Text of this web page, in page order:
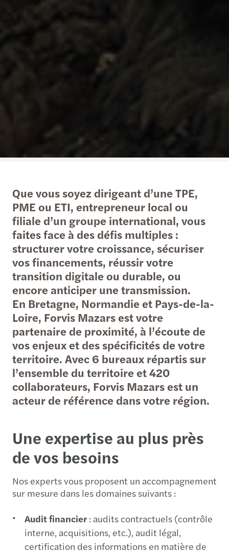
Que vous soyez dirigeant d’une TPE,
PME ou ETI, entrepreneur local ou
filiale d’un groupe international, vous
faites face à des défis multiples :
structurer votre croissance, sécuriser
vos financements, réussir votre
transition digitale ou durable, ou
encore anticiper une transmission.
En Bretagne, Normandie et Pays-de-la-
Loire, Forvis Mazars est votre
partenaire de proximité, à l’écoute de
vos enjeux et des spécificités de votre
territoire. Avec 6 bureaux répartis sur
l’ensemble du territoire et 420
collaborateurs, Forvis Mazars est un
acteur de référence dans votre région.
Une expertise au plus près
de vos besoins
Nos experts vous proposent un accompagnement
sur mesure dans les domaines suivants :
Audit financier : audits contractuels (contrôle
interne, acquisitions, etc.), audit légal,
certification des informations en matière de